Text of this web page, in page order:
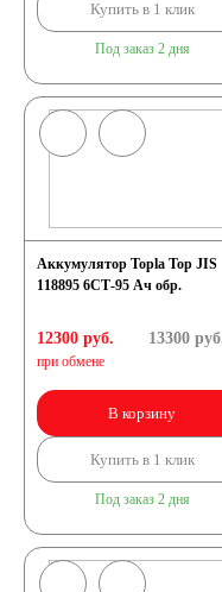
Купить в 1 клик
Под заказ 2 дня
Аккумулятор Topla Top JIS
118895 6СТ-95 Ач обр.
12300 руб.
при обмене
13300
В корзину
Купить в 1 клик
Под заказ 2 дня